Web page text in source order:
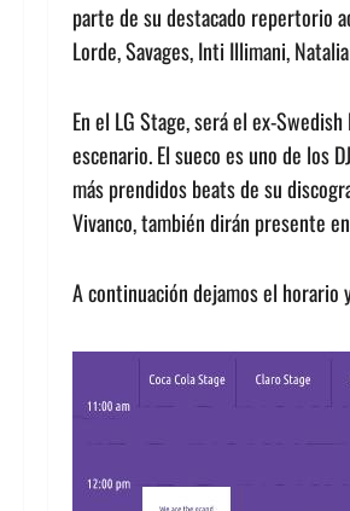
parte de su destacado repertorio
Lorde, Savages, Inti Illimani,
En el LG Stage, será el ex-
escenario. El sueco es uno de los
más prendidos beats de su
Vivanco, también dirán presente
A continuación dejamos el horario